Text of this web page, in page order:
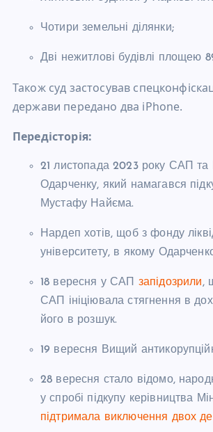
Чотири земельні ділянки;
Дві нежитлові будівлі площею
Також суд застосував
держави передано два iPhone.
Передісторія:
21 листопада 2023 року САП
Одарченку, який намагався
Мустафу Найєма.
Нардеп хотів, щоб з фонду
університету, в якому
18 вересня у САП запідозрили,
САП ініціювала стягнення в
його в розшук.
19 вересня Вищий
28 вересня стало відомо,
у спробі підкупу керівництва
підтримала виключення двох